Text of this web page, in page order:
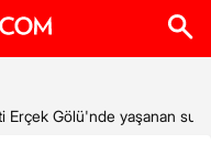
Erçek Gölü'nde yaşanan su